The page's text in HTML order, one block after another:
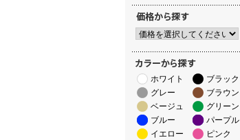
ホワイト
ブラック
グレー
ブラウン
ベージュ
グリーン
ブルー
パープル
イエロー
ピンク